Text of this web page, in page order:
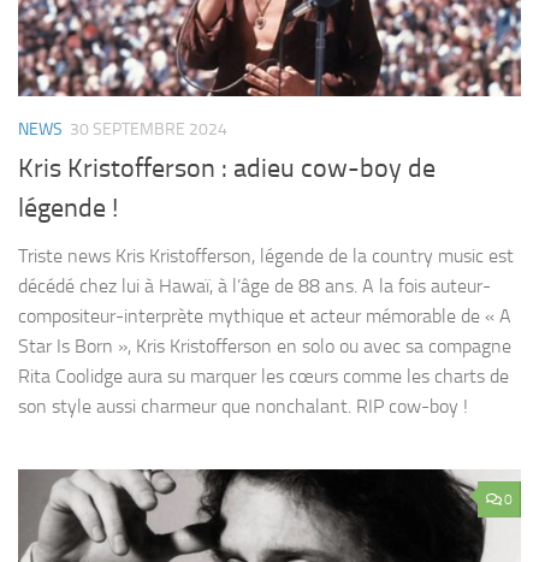
NEWS 30 SEPTEMBRE 2024
Kris Kristofferson : adieu cow-boy de
légende !
Triste news Kris Kristofferson, légende de la country music est
décédé chez lui à Hawaï, à l’âge de 88 ans. A la fois auteur-
compositeur-interprète mythique et acteur mémorable de « A
Star Is Born », Kris Kristofferson en solo ou avec sa compagne
Rita Coolidge aura su marquer les cœurs comme les charts de
son style aussi charmeur que nonchalant. RIP cow-boy !
0